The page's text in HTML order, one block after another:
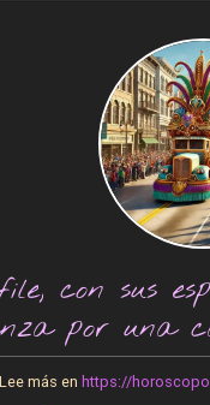
con sus
por una
Lee más en https://